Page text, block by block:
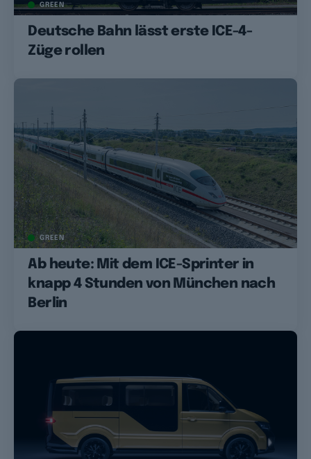
GREEN
Deutsche Bahn lässt erste ICE-4-
Züge rollen
GREEN
Ab heute: Mit dem ICE-Sprinter in
knapp 4 Stunden von München nach
Berlin